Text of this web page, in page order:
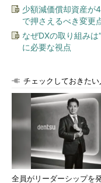
Windows 10と
のOffice 2016も
回）
2月からスタート
Office 2016バージョ
Branch（CB）」「
「First Release for CBB
既定はCBBにな
実は、更新ブランチの
月から「Current
少額減価償却資産が
で押さえるべき変更
なぜDXの取り組み
に必要な視点
チェックしておきた
全員がリーダーシップを発